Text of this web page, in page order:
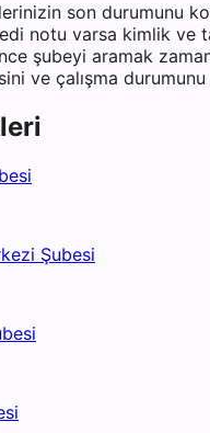
son durumunu
notu varsa kimlik ve
şubeyi aramak zaman
ve çalışma durumunu
Şubesi